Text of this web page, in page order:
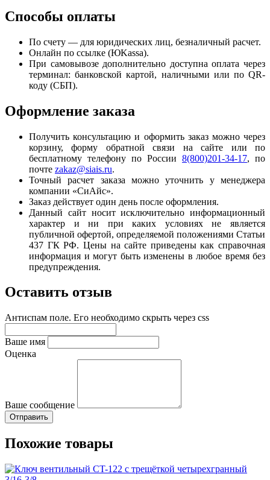
Способы оплаты
По счету — для юридических лиц, безналичный расчет.
Онлайн по ссылке (ЮKassa).
При самовывозе дополнительно доступна оплата через
терминал: банковской картой, наличными или по QR-
коду (СБП).
Оформление заказа
Получить консультацию и оформить заказ можно через
корзину, форму обратной связи на сайте или по
бесплатному телефону по России 8(800)201-34-17, по
почте zakaz@siais.ru.
Точный расчет заказа можно уточнить у менеджера
компании «СиАйс».
Заказ действует один день после оформления.
Данный сайт носит исключительно информационный
характер и ни при каких условиях не является
публичной офертой, определяемой положениями Статьи
437 ГК РФ. Цены на сайте приведены как справочная
информация и могут быть изменены в любое время без
предупреждения.
Оставить отзыв
Антиспам поле. Его необходимо скрыть через css
Ваше имя
Оценка
Ваше сообщение
Похожие товары